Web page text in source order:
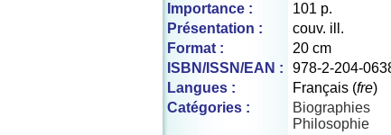
Importance :
101 p.
Présentation :
couv. ill.
Format :
20 cm
ISBN/ISSN/EAN :
978-2-204-
Langues :
Français (fre)
Catégories :
Biographies
Philosophie